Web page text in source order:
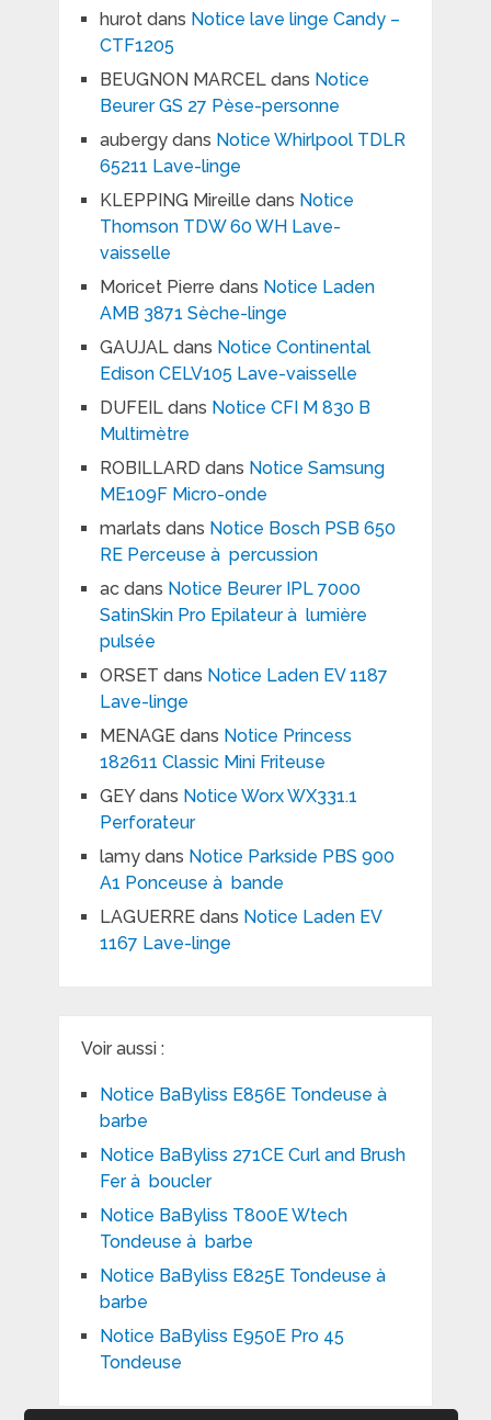
hurotdans Notice lave linge Candy –
CTF1205
BEUGNON MARCELdans Notice
Beurer GS 27 Pèse-personne
aubergydans Notice Whirlpool TDLR
65211 Lave-linge
KLEPPING Mireille dans Notice
Thomson TDW 60 WH Lave-
vaisselle
Moricet Pierre dans Notice Laden
AMB 3871 Sèche-linge
GAUJALdans Notice Continental
Edison CELV105 Lave-vaisselle
DUFEILdans Notice CFI M 830 B
Multimètre
ROBILLARD dans Notice Samsung
ME109F Micro-onde
marlats dans Notice Bosch PSB 650
RE Perceuse à percussion
acdans Notice Beurer IPL 7000
SatinSkin Pro Epilateur à lumière
pulsée
ORSET dans Notice Laden EV 1187
Lave-linge
MENAGEdans Notice Princess
182611 Classic Mini Friteuse
GEYdans Notice Worx WX331.1
Perforateur
lamydans Notice Parkside PBS 900
A1 Ponceuse à bande
LAGUERREdans Notice Laden EV
1167 Lave-linge
Voir aussi :
Notice BaByliss E856E Tondeuse à
barbe
Notice BaByliss 271CE Curl and Brush
Fer à boucler
Notice BaByliss T800E Wtech
Tondeuse à barbe
Notice BaByliss E825E Tondeuse à
barbe
Notice BaByliss E950E Pro 45
Tondeuse